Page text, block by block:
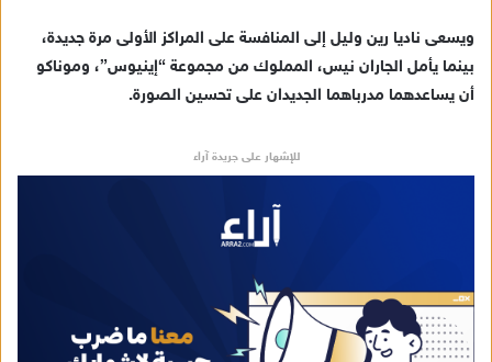
ويسعى ناديا رين وليل إلى المنافسة على المراكز الأولى مرة جديدة،
بينما يأمل الجاران نيس، المملوك من مجموعة “إينيوس”، وموناكو
أن يساعدهما مدرباهما الجديدان على تحسين الصورة.
للإشهار على جريدة آراء